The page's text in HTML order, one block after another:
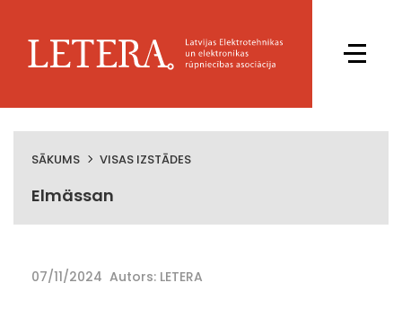
SĀKUMS VISAS IZSTĀDES
Elmässan
07/11/2024 Autors: LETERA